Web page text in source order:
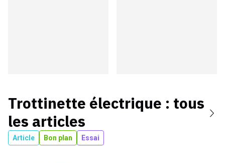
Trottinette électrique : tous
les articles
Article Bon plan Essai